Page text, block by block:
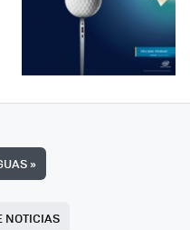
»
NOTICIAS